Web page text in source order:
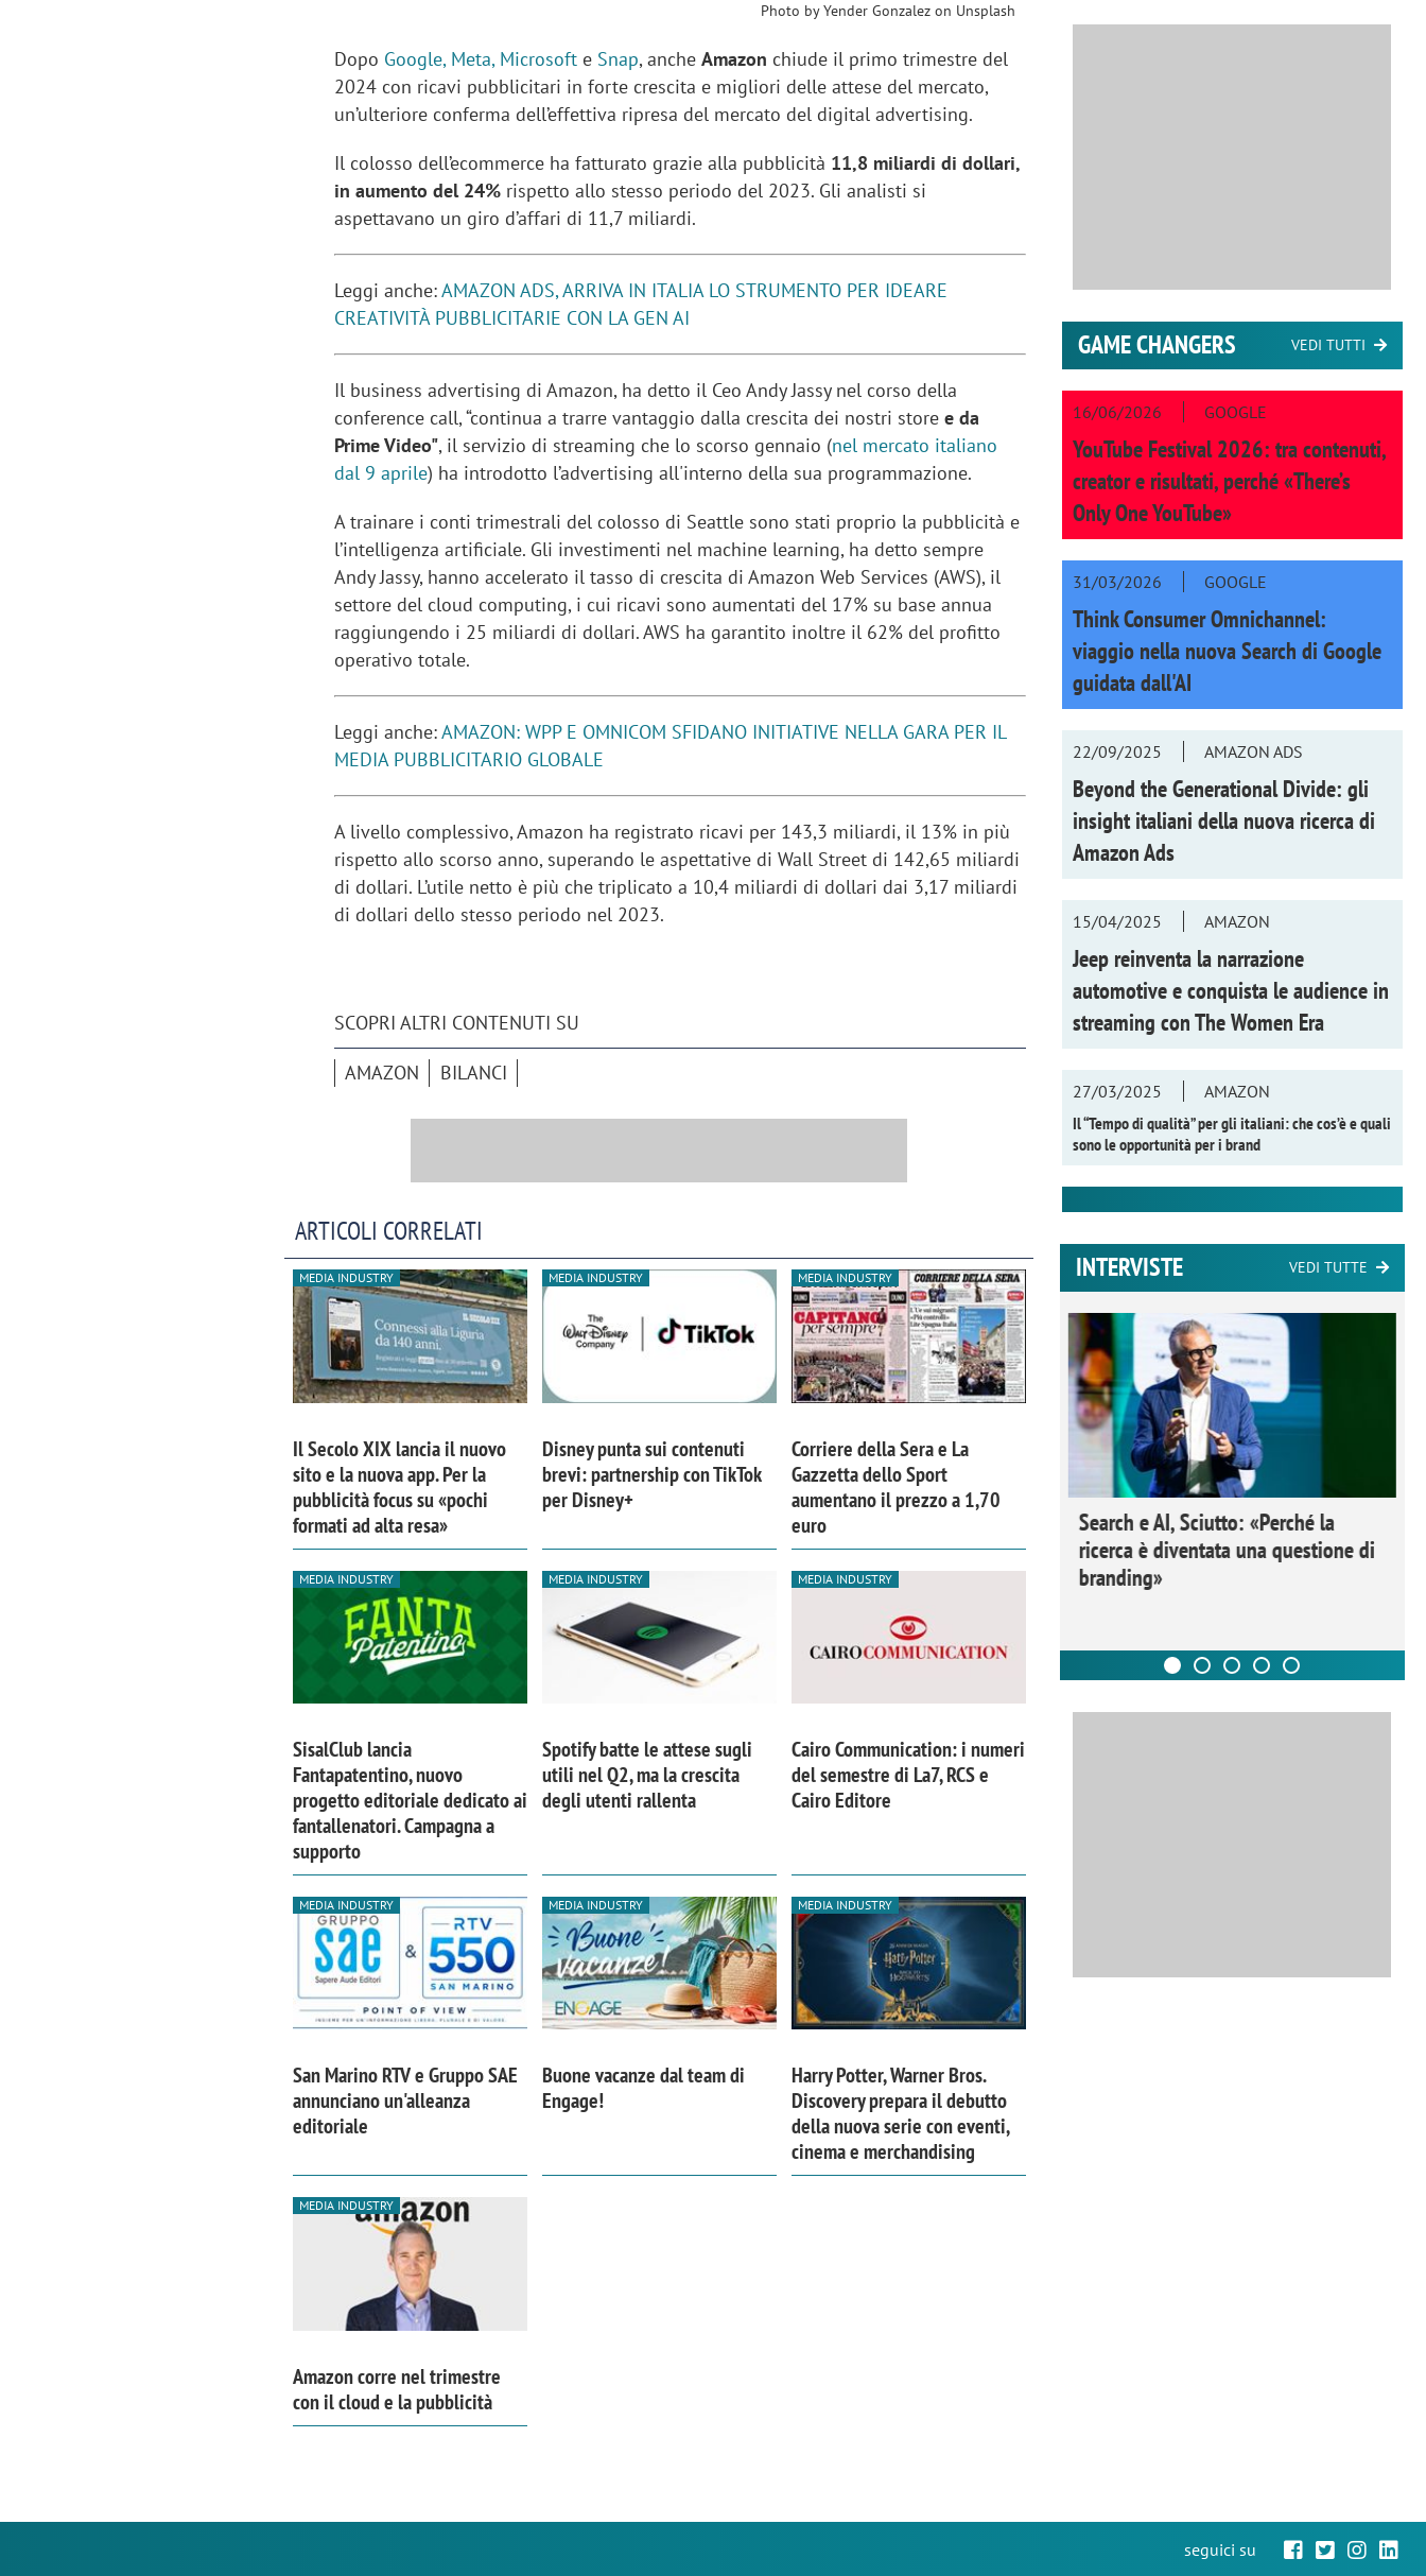
Photo by Yender Gonzalez on Unsplash
Dopo Google, Meta, Microsoft e Snap, ancheAmazon chiude il primo trimestre del
2024 con ricavi pubblicitari in forte crescita e migliori delle attese del mercato,
un’ulteriore conferma dell’effettiva ripresa del mercato del digital advertising.
Il colosso dell’ecommerce ha fatturato grazie alla pubblicità 11,8 miliardi di dollari,
in aumento del 24% rispetto allo stesso periodo del 2023. Gli analisti si
aspettavano un giro d’affari di 11,7 miliardi.
Leggi anche:AMAZON ADS, ARRIVA IN ITALIA LO STRUMENTO PER IDEARE
CREATIVITÀ PUBBLICITARIE CON LA GEN AI
Il business advertising di Amazon, ha detto il Ceo Andy Jassy nel corso della
conference call, “continua a trarre vantaggio dalla crescita dei nostri store e da
Prime Video", il servizio di streaming che lo scorso gennaio (nel mercato italiano
dal 9 aprile) ha introdotto l’advertising all'interno della sua programmazione.
A trainare i conti trimestrali del colosso di Seattle sono stati proprio la pubblicità e
l’intelligenza artificiale. Gli investimenti nel machine learning, ha detto sempre
Andy Jassy, ​​hanno accelerato il tasso di crescita di Amazon Web Services (AWS), il
settore del cloud computing, i cui ricavi sono aumentati del 17% su base annua
raggiungendo i 25 miliardi di dollari. AWS ha garantito inoltre il 62% del profitto
operativo totale.
Leggi anche:AMAZON: WPP E OMNICOM SFIDANO INITIATIVE NELLA GARA PER IL
MEDIA PUBBLICITARIO GLOBALE
A livello complessivo, Amazon ha registrato ricavi per 143,3 miliardi, il 13% in più
rispetto allo scorso anno, superando le aspettative di Wall Street di 142,65 miliardi
di dollari. L’utile netto è più che triplicato a 10,4 miliardi di dollari dai 3,17 miliardi
di dollari dello stesso periodo nel 2023.
SCOPRI ALTRI CONTENUTI SU
AMAZON BILANCI
ARTICOLI CORRELATI
MEDIA INDUSTRY
Il Secolo XIX lancia il nuovo
sito e la nuova app. Per la
pubblicità focus su «pochi
formati ad alta resa»
MEDIA INDUSTRY
Disney punta sui contenuti
brevi: partnership con TikTok
per Disney+
MEDIA INDUSTRY
Corriere della Sera e La
Gazzetta dello Sport
aumentano il prezzo a 1,70
euro
MEDIA INDUSTRY
SisalClub lancia
Fantapatentino, nuovo
progetto editoriale dedicato ai
fantallenatori. Campagna a
supporto
MEDIA INDUSTRY
Spotify batte le attese sugli
utili nel Q2, ma la crescita
degli utenti rallenta
MEDIA INDUSTRY
Cairo Communication: i numeri
del semestre di La7, RCS e
Cairo Editore
MEDIA INDUSTRY
San Marino RTV e Gruppo SAE
annunciano un'alleanza
editoriale
MEDIA INDUSTRY
Buone vacanze dal team di
Engage!
MEDIA INDUSTRY
Harry Potter, Warner Bros.
Discovery prepara il debutto
della nuova serie con eventi,
cinema e merchandising
MEDIA INDUSTRY
Amazon corre nel trimestre
con il cloud e la pubblicità
GAME CHANGERS VEDI TUTTI
16/06/2026 GOOGLE
YouTube Festival 2026: tra contenuti,
creator e risultati, perché «There’s
Only One YouTube»
31/03/2026 GOOGLE
Think Consumer Omnichannel:
viaggio nella nuova Search di Google
guidata dall'AI
22/09/2025 AMAZON ADS
Beyond the Generational Divide: gli
insight italiani della nuova ricerca di
Amazon Ads
15/04/2025 AMAZON
Jeep reinventa la narrazione
automotive e conquista le audience in
streaming conThe Women Era
27/03/2025
AMAZON
Il “Tempo di qualità” per gli italiani: che cos’è e quali
sono le opportunità per i brand
INTERVISTE VEDI TUTTE
comunicazione crea un brand food:
«Marketing e prodotto devono
Emanuele Viora di Deloitte Digital:
«La creatività resta centrale, l’AI deve
amplificare il talento»
Ricerche di mercato. Neri, Ipsos
Doxa: «Non basta più descrivere i
fenomeni: bisogna comprenderli e
Search e AI, Sciutto: «Perché la
ricerca è diventata una questione di
branding»
seguici su